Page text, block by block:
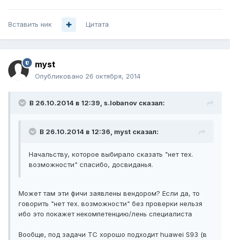
Вставить ник Цитата
myst
Опубликовано 26 октября, 2014
В 26.10.2014 в 12:39, s.lobanov сказал:
В 26.10.2014 в 12:36, myst сказал:
Начальству, которое выбирало сказать "нет тех.
возможности" спасибо, досвиданья.
Может там эти фичи заявлены вендором? Если да, то
говорить "нет тех. возможности" без проверки нельзя
ибо это покажет некомпетенцию/лень специалиста
Вообще, под задачи ТС хорошо подходит huawei S93 (в